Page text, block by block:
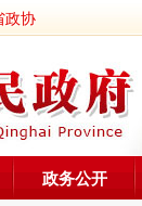
政协
政务公开